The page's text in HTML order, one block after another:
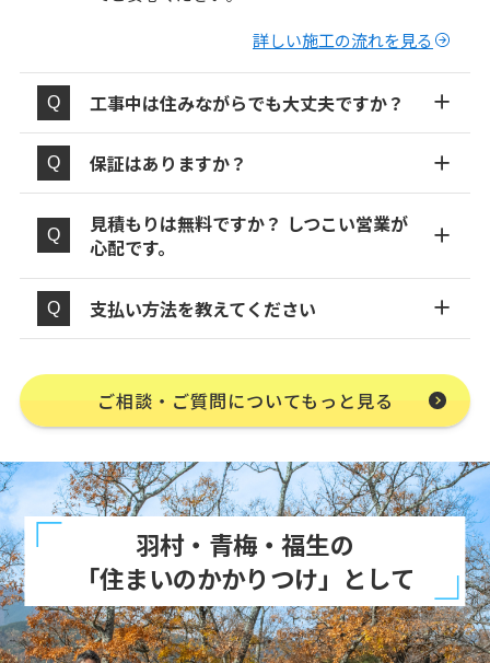
詳しい施工の流れを見る
工事中は住みながらでも大丈夫ですか？
保証はありますか？
見積もりは無料ですか？ しつこい営業が
心配です。
支払い方法を教えてください
ご相談・ご質問についてもっと見る
羽村・青梅・福生の
「住まいのかかりつけ」として